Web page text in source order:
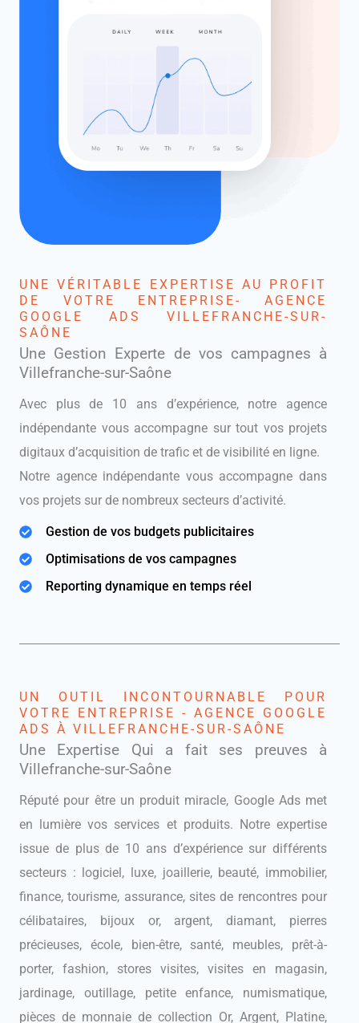
UNE VÉRITABLE EXPERTISE AU PROFIT
DE VOTRE ENTREPRISE- AGENCE
GOOGLE ADS VILLEFRANCHE-SUR-
SAÔNE
Une Gestion Experte de vos campagnes à
Villefranche-sur-Saône
Avec plus de 10 ans d’expérience, notre agence
indépendante vous accompagne sur tout vos projets
digitaux d’acquisition de trafic et de visibilité en ligne.
Notre agence indépendante vous accompagne dans
vos projets sur de nombreux secteurs d’activité.
Gestion de vos budgets publicitaires
Optimisations de vos campagnes
Reporting dynamique en temps réel
UN OUTIL INCONTOURNABLE POUR
VOTRE ENTREPRISE - AGENCE GOOGLE
ADS À VILLEFRANCHE-SUR-SAÔNE
Une Expertise Qui a fait ses preuves à
Villefranche-sur-Saône
Réputé pour être un produit miracle, Google Ads met
en lumière vos services et produits. Notre expertise
issue de plus de 10 ans d’expérience sur différents
secteurs : logiciel, luxe, joaillerie, beauté, immobilier,
finance, tourisme, assurance, sites de rencontres pour
célibataires, bijoux or, argent, diamant, pierres
précieuses, école, bien-être, santé, meubles, prêt-à-
porter, fashion, stores visites, visites en magasin,
jardinage, outillage, petite enfance, numismatique,
pièces de monnaie de collection Or, Argent, Platine,